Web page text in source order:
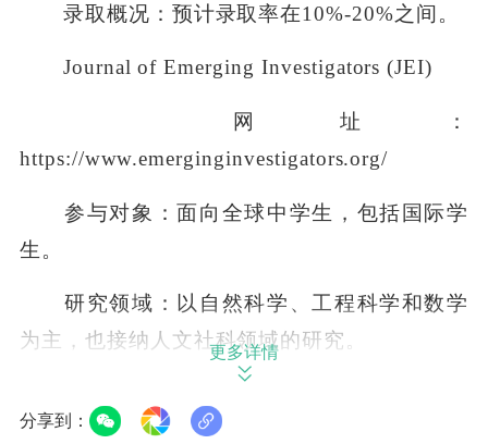
录取概况：预计录取率在10%-20%之间。
Journal of Emerging Investigators (JEI)
网址：
https://www.emerginginvestigators.org/
参与对象：面向全球中学生，包括国际学
生。
研究领域：以自然科学、工程科学和数学
为主，也接纳人文社科领域的研究。
审期刊，旨在鼓励和支持年轻学者进行原创研
更多详情
分享到：